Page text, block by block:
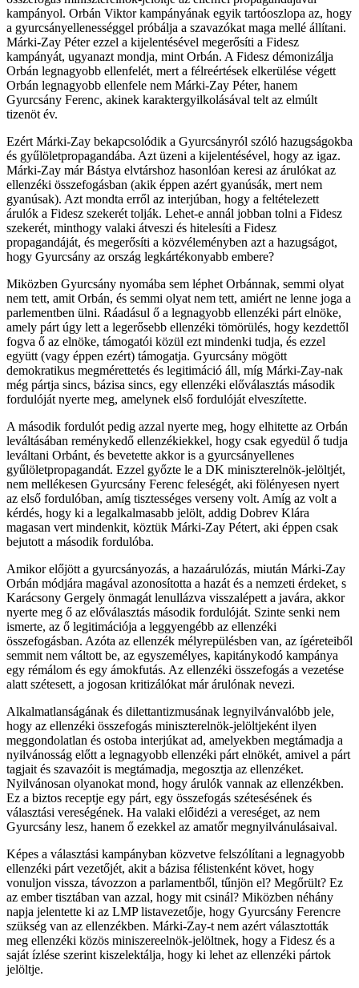
kampányol. Orbán Viktor kampányának egyik tartóoszlopa az, hogy
a gyurcsányellenességgel próbálja a szavazókat maga mellé állítani.
Márki-Zay Péter ezzel a kijelentésével megerősíti a Fidesz
kampányát, ugyanazt mondja, mint Orbán. A Fidesz démonizálja
Orbán legnagyobb ellenfelét, mert a félreértések elkerülése végett
Orbán legnagyobb ellenfele nem Márki-Zay Péter, hanem
Gyurcsány Ferenc, akinek karaktergyilkolásával telt az elmúlt
tizenöt év.
Ezért Márki-Zay bekapcsolódik a Gyurcsányról szóló hazugságokba
és gyűlöletpropagandába. Azt üzeni a kijelentésével, hogy az igaz.
Márki-Zay már Bástya elvtárshoz hasonlóan keresi az árulókat az
ellenzéki összefogásban (akik éppen azért gyanúsák, mert nem
gyanúsak). Azt mondta erről az interjúban, hogy a feltételezett
árulók a Fidesz szekerét tolják. Lehet-e annál jobban tolni a Fidesz
szekerét, minthogy valaki átveszi és hitelesíti a Fidesz
propagandáját, és megerősíti a közvéleményben azt a hazugságot,
hogy Gyurcsány az ország legkártékonyabb embere?
Miközben Gyurcsány nyomába sem léphet Orbánnak, semmi olyat
nem tett, amit Orbán, és semmi olyat nem tett, amiért ne lenne joga a
parlementben ülni. Ráadásul ő a legnagyobb ellenzéki párt elnöke,
amely párt úgy lett a legerősebb ellenzéki tömörülés, hogy kezdettől
fogva ő az elnöke, támogatói közül ezt mindenki tudja, és ezzel
együtt (vagy éppen ezért) támogatja. Gyurcsány mögött
demokratikus megmérettetés és legitimáció áll, míg Márki-Zay-nak
még pártja sincs, bázisa sincs, egy ellenzéki előválasztás második
fordulóját nyerte meg, amelynek első fordulóját elveszítette.
A második fordulót pedig azzal nyerte meg, hogy elhitette az Orbán
leváltásában reménykedő ellenzékiekkel, hogy csak egyedül ő tudja
leváltani Orbánt, és bevetette akkor is a gyurcsányellenes
gyűlöletpropagandát. Ezzel győzte le a DK miniszterelnök-jelöltjét,
nem mellékesen Gyurcsány Ferenc feleségét, aki fölényesen nyert
az első fordulóban, amíg tisztességes verseny volt. Amíg az volt a
kérdés, hogy ki a legalkalmasabb jelölt, addig Dobrev Klára
magasan vert mindenkit, köztük Márki-Zay Pétert, aki éppen csak
bejutott a második fordulóba.
Amikor előjött a gyurcsányozás, a hazaárulózás, miután Márki-Zay
Orbán módjára magával azonosította a hazát és a nemzeti érdeket, s
Karácsony Gergely önmagát lenullázva visszalépett a javára, akkor
nyerte meg ő az előválasztás második fordulóját. Szinte senki nem
ismerte, az ő legitimációja a leggyengébb az ellenzéki
összefogásban. Azóta az ellenzék mélyrepülésben van, az ígéreteiből
semmit nem váltott be, az egyszemélyes, kapitánykodó kampánya
egy rémálom és egy ámokfutás. Az ellenzéki összefogás a vezetése
alatt szétesett, a jogosan kritizálókat már árulónak nevezi.
Alkalmatlanságának és dilettantizmusának legnyilvánvalóbb jele,
hogy az ellenzéki összefogás miniszterelnök-jelöltjeként ilyen
meggondolatlan és ostoba interjúkat ad, amelyekben megtámadja a
nyilvánosság előtt a legnagyobb ellenzéki párt elnökét, amivel a párt
tagjait és szavazóit is megtámadja, megosztja az ellenzéket.
Nyilvánosan olyanokat mond, hogy árulók vannak az ellenzékben.
Ez a biztos receptje egy párt, egy összefogás szétesésének és
választási vereségének. Ha valaki előidézi a vereséget, az nem
Gyurcsány lesz, hanem ő ezekkel az amatőr megnyilvánulásaival.
Képes a választási kampányban közvetve felszólítani a legnagyobb
ellenzéki párt vezetőjét, akit a bázisa félistenként követ, hogy
vonuljon vissza, távozzon a parlamentből, tűnjön el? Megőrült? Ez
az ember tisztában van azzal, hogy mit csinál? Miközben néhány
napja jelentette ki az LMP listavezetője, hogy Gyurcsány Ferencre
szükség van az ellenzékben. Márki-Zay-t nem azért választották
meg ellenzéki közös miniszereelnök-jelöltnek, hogy a Fidesz és a
saját ízlése szerint kiszelektálja, hogy ki lehet az ellenzéki pártok
jelöltje.